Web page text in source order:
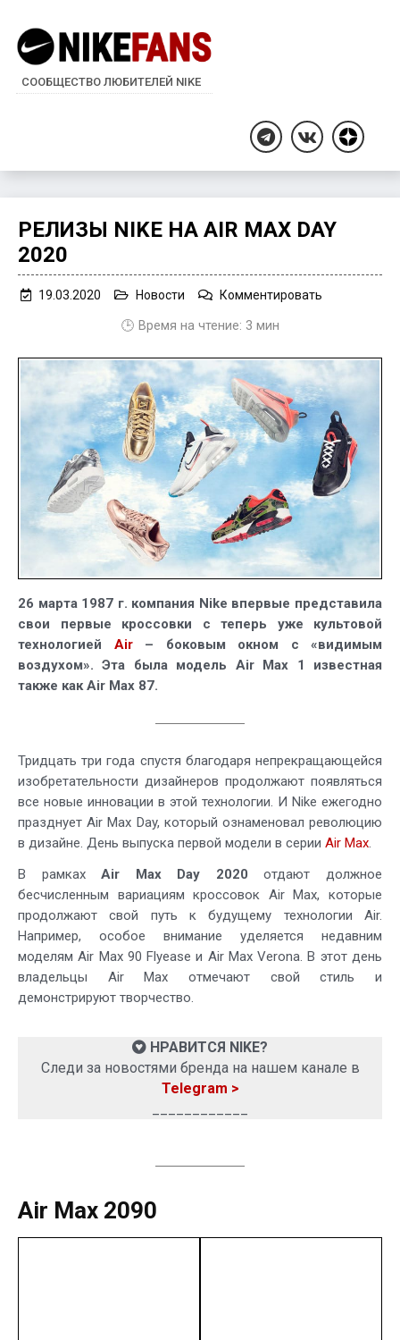
СООБЩЕСТВО ЛЮБИТЕЛЕЙ NIKE
TelegramВКонтакте
Дзен
РЕЛИЗЫ NIKE НА AIR MAX DAY
2020
19.03.2020 Новости Комментировать
Air
Max
Day
2020
🕒 Время на чтение: 3 мин
26 марта 1987 г. компания Nike впервые представила
свои первые кроссовки с теперь уже культовой
технологией Air– боковым окном с «видимым
воздухом». Эта была модель Air Max 1 известная
также как Air Max 87.
Тридцать три года спустя благодаря непрекращающейся
изобретательности дизайнеров продолжают появляться
все новые инновации в этой технологии. И Nike ежегодно
празднует Air Max Day, который ознаменовал революцию
в дизайне. День выпуска первой модели в серии Air Max.
В рамкахAir Max Day 2020 отдают должное
бесчисленным вариациям кроссовок Air Max, которые
продолжают свой путь к будущему технологии Air.
Например, особое внимание уделяется недавним
моделям Air Max 90 Flyease и Air Max Verona. В этот день
владельцы Air Max отмечают свой стиль и
демонстрируют творчество.
НРАВИТСЯ NIKE?
Следи за новостями бренда на нашем канале в
Telegram >
Air Max 2090